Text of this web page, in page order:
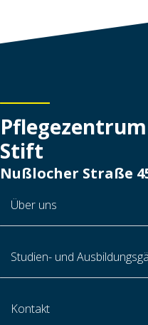
Stift
Nußlocher Straße
Über uns
Studien- und
Kontakt